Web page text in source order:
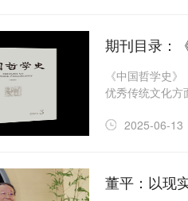
期刊目录：
《中国哲学史
优秀传统文化方
2025-06-13
董平：以现